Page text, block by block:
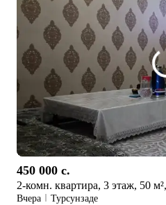
450 000 c.
2-комн. квартира, 3 этаж, 50
Вчера Турсунзаде